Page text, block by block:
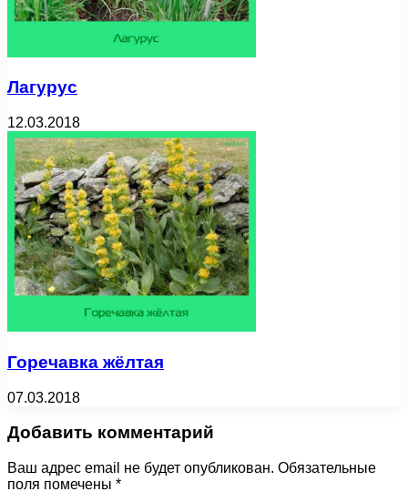
Лагурус
12.03.2018
Горечавка жёлтая
07.03.2018
Добавить комментарий
Ваш адрес email не будет опубликован. Обязательные
поля помечены *